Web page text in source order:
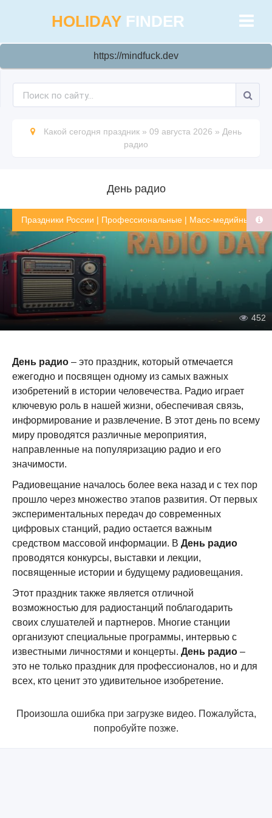
HOLIDAY FINDER
https://mindfuck.dev
Какой сегодня праздник » 09 августа 2026 » День
радио
День радио
Праздники России | Профессиональные | Масс-медийные
452
День радио – это праздник, который отмечается
ежегодно и посвящен одному из самых важных
изобретений в истории человечества. Радио играет
ключевую роль в нашей жизни, обеспечивая связь,
информирование и развлечение. В этот день по всему
миру проводятся различные мероприятия,
направленные на популяризацию радио и его
значимости.
Радиовещание началось более века назад и с тех пор
прошло через множество этапов развития. От первых
экспериментальных передач до современных
цифровых станций, радио остается важным
средством массовой информации. В День радио
проводятся конкурсы, выставки и лекции,
посвященные истории и будущему радиовещания.
Этот праздник также является отличной
возможностью для радиостанций поблагодарить
своих слушателей и партнеров. Многие станции
организуют специальные программы, интервью с
известными личностями и концерты. День радио –
это не только праздник для профессионалов, но и для
всех, кто ценит это удивительное изобретение.
Произошла ошибка при загрузке видео. Пожалуйста,
попробуйте позже.